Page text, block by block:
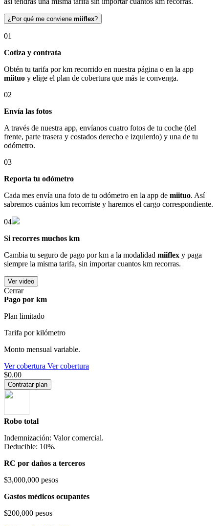
¿Por qué me conviene miiflex?
01
Cotiza y contrata
Obtén tu tarifa por km recorrido en nuestra página o en la app
miituo y elige el plan de cobertura que más te convenga.
02
Envía las fotos
A través de nuestra app, envíanos cuatro fotos de tu coche (del
frente, parte trasera y costados derecho e izquierdo) y una de tu
odómetro.
03
Reporta tu odómetro
Cada mes envía una foto de tu odómetro en la app de miituo. Así
sabremos cuántos km recorriste y haremos el cargo correspondiente.
04
Si recorres muchos km
Cambia tu seguro de pago por km a la modalidad miiflex y paga
siempre la misma tarifa, sin importar cuantos km recorras.
Ver video
Cerrar
Pago por km
Plan limitado
Tarifa por kilómetro
Monto mensual variable.
Ver cobertura Ver cobertura
$0.00
Contratar plan
Robo total
Indemnización: Valor comercial.
Deducible: 10%.
RC por daños a terceros
$3,000,000 pesos
Gastos médicos ocupantes
$200,000 pesos